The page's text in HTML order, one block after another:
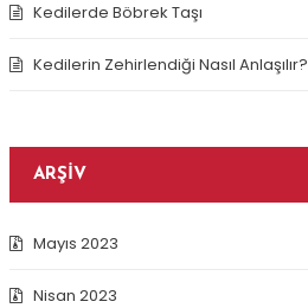
Kedilerde Böbrek Taşı
Kedilerin Zehirlendiği Nasıl Anlaşılır?
ARŞIV
Mayıs 2023
Nisan 2023